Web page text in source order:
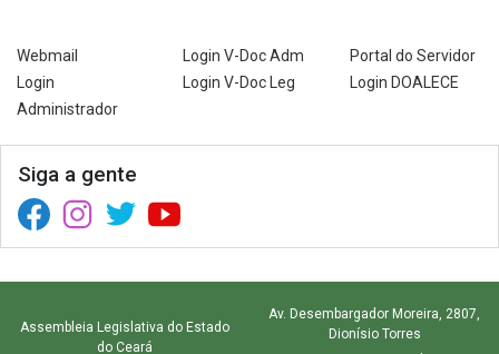
Webmail
Login
Administrador
Login V-Doc Adm
Login V-Doc Leg
Portal do Servidor
Login DOALECE
Siga a gente
Facebook (abre em nova janela)
Instagram (abre em nova janela)
Twitter (abre em nova janela)
YouTube (abre em nova janela)
Assembleia Legislativa do Estado
do Ceará
Av. Desembargador Moreira, 2807,
Dionísio Torres